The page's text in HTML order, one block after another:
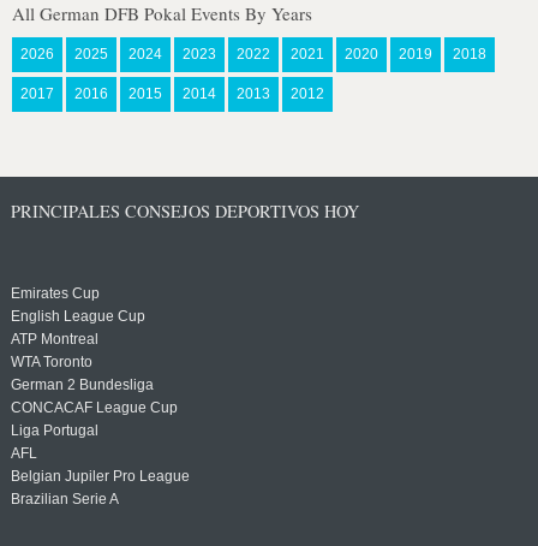
All German DFB Pokal Events By Years
2026 2025 2024 2023 2022 2021 2020 2019 2018
2017 2016 2015 2014 2013 2012
PRINCIPALES CONSEJOS DEPORTIVOS HOY
Emirates Cup
English League Cup
ATP Montreal
WTA Toronto
German 2 Bundesliga
CONCACAF League Cup
Liga Portugal
AFL
Belgian Jupiler Pro League
Brazilian Serie A